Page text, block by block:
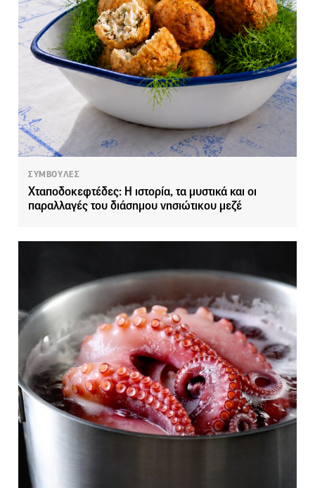
ΣΥΜΒΟΥΛΕΣ
Χταποδοκεφτέδες: Η ιστορία, τα μυστικά και οι
παραλλαγές του διάσημου νησιώτικου μεζέ